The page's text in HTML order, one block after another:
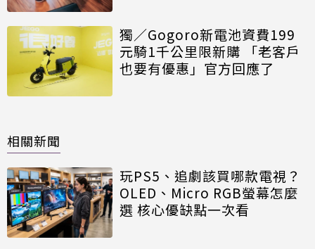
獨／Gogoro新電池資費199
元騎1千公里限新購 「老客戶
也要有優惠」官方回應了
相關新聞
玩PS5、追劇該買哪款電視？
OLED、Micro RGB螢幕怎麼
選 核心優缺點一次看